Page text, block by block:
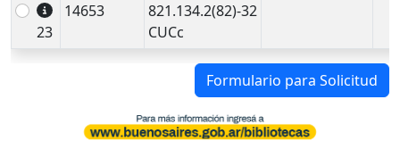
23
14653
821.134.2(82)-32
CUCc
Formulario para Solicitud